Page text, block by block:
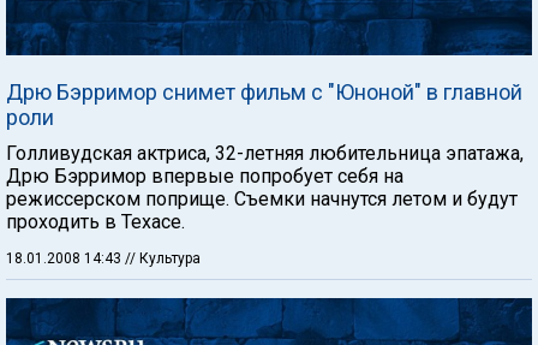
Дрю Бэрримор снимет фильм с "Юноной" в главной
роли
Голливудская актриса, 32-летняя любительница эпатажа,
Дрю Бэрримор впервые попробует себя на
режиссерском поприще. Съемки начнутся летом и будут
проходить в Техасе.
18.01.2008 14:43 // Культура